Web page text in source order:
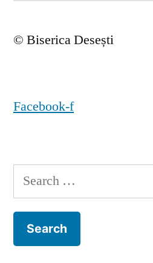
© Biserica Desești
Facebook-f
Search
for: